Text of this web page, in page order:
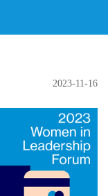
2023-11-16